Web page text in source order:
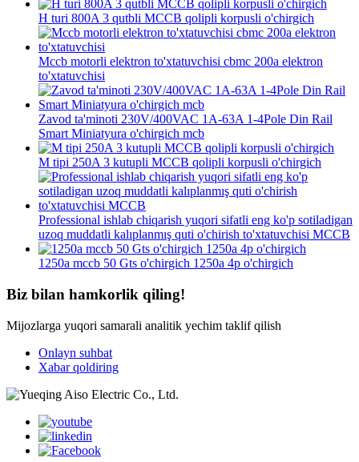
H turi 800A 3 qutbli MCCB qolipli korpusli o'chirgich
Mccb motorli elektron to'xtatuvchisi cbmc 200a elektron
to'xtatuvchisi
Zavod ta'minoti 230V/400VAC 1A-63A 1-4Pole Din Rail
Smart Miniatyura o'chirgich mcb
M tipi 250A 3 kutupli MCCB qolipli korpusli o'chirgich
Professional ishlab chiqarish yuqori sifatli eng ko'p sotiladigan
uzoq muddatli kalıplanmış quti o'chirish to'xtatuvchisi MCCB
1250a mccb 50 Gts o'chirgich 1250a 4p o'chirgich
Biz bilan hamkorlik qiling!
Mijozlarga yuqori samarali analitik yechim taklif qilish
Onlayn suhbat
Xabar qoldiring